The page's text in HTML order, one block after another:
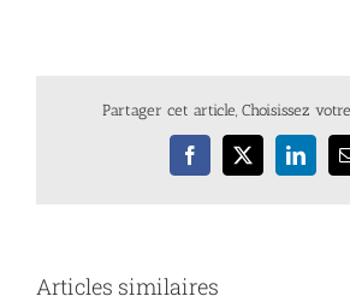
Partager cet article, Choisissez
Facebook
X
Articles similaires